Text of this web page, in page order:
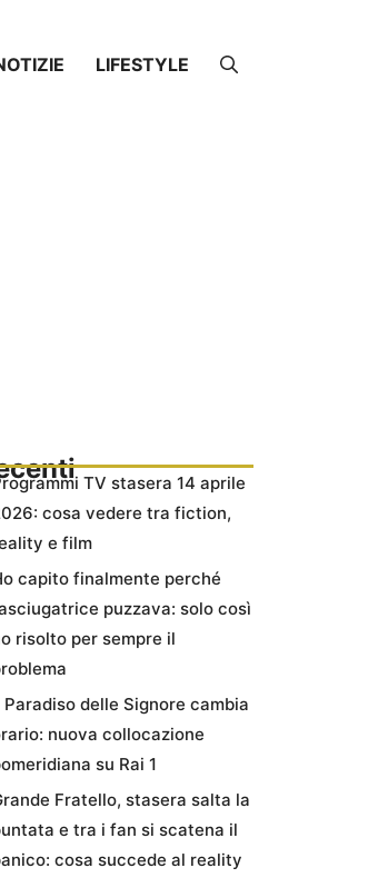
LIFESTYLE
TV stasera 14 aprile
cosa vedere tra fiction,
e film
capito finalmente perché
puzzava: solo così
risolto per sempre il
Paradiso delle Signore cambia
nuova collocazione
su Rai 1
Fratello, stasera salta la
e tra i fan si scatena il
cosa succede al reality